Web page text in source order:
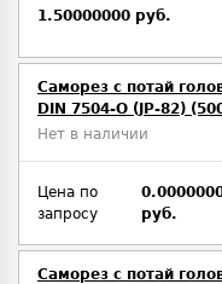
1.50000000 руб.
Саморез с потай
DIN 7504-O (JP-82)
Нет в наличии
Цена по
запросу
руб.
Саморез с потай